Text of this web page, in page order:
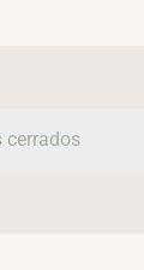
cerrados